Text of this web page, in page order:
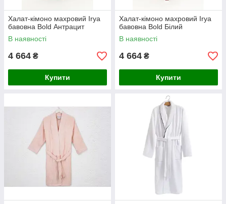
Халат-кімоно махровий Irya
бавовна Bold Антрацит
В наявності
4 664 ₴
Купити
Халат-кімоно махровий Irya
бавовна Bold Білий
В наявності
4 664 ₴
Купити